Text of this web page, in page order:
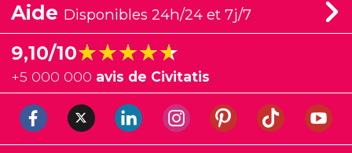
Aide Disponibles 24h/24 et 7j/7
9,10/10★★★★★
★★★★★
+5 000 000 avis de Civitatis